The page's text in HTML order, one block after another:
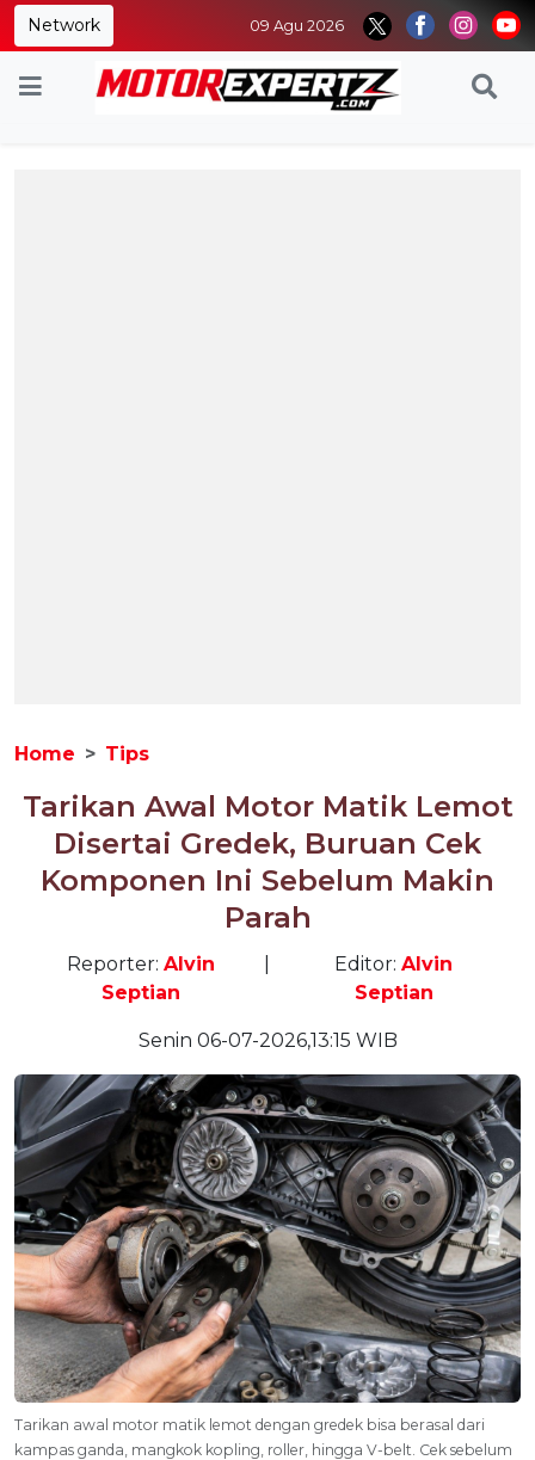
Network 09 Agu 2026
Home Tips
Tarikan Awal Motor Matik Lemot
Disertai Gredek, Buruan Cek
Komponen Ini Sebelum Makin
Parah
Reporter: Alvin
Septian
Editor:Alvin
Septian
Senin 06-07-2026,13:15 WIB
Tarikan awal motor matik lemot dengan gredek bisa berasal dari
kampas ganda, mangkok kopling, roller, hingga V-belt. Cek sebelum